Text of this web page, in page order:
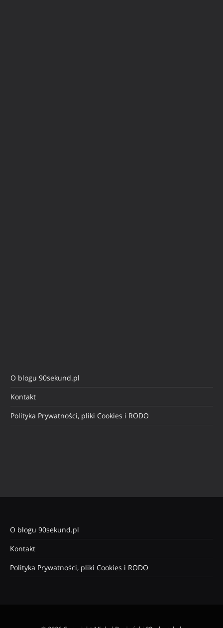
O blogu 90sekund.pl
Kontakt
Polityka Prywatności, pliki Cookies i RODO
O blogu 90sekund.pl
Kontakt
Polityka Prywatności, pliki Cookies i RODO